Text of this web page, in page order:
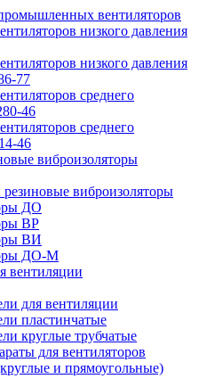
вентиляторов
низкого давления
низкого давления
77
среднего
46
среднего
46
виброизоляторы
виброизоляторы
ДО
ВР
ВИ
ДО-М
вентиляции
для вентиляции
пластинчатые
круглые трубчатые
для вентиляторов
и прямоугольные)